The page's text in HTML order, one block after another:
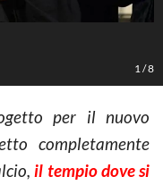
1 /8
per il nuovo
completamente
il tempio dove si